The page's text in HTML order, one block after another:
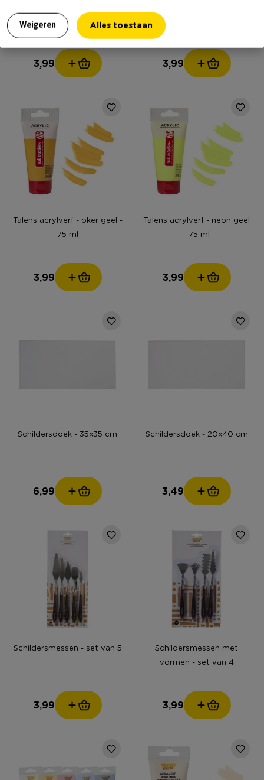
Weigeren Alles toestaan
kobaltblauw - 75 ml
3,99 3,99
Talens acrylverf - oker geel -
75 ml
3,99
Talens acrylverf - neon geel
- 75 ml
3,99
Schildersdoek - 35x35 cm
6,99
Schildersdoek - 20x40 cm
3,49
Schildersmessen - set van 5
3,99
Schildersmessen met
vormen - set van 4
3,99